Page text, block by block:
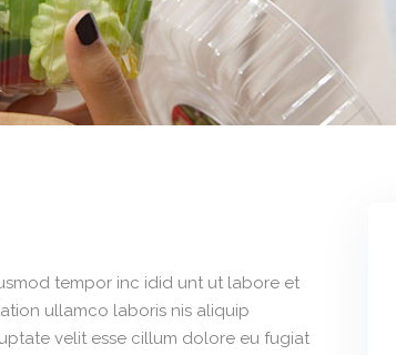
tempor inc idid unt ut labore et
ullamco laboris nis aliquip
velit esse cillum dolore eu fugiat